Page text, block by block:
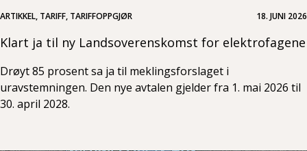
ARTIKKEL, TARIFF, TARIFFOPPGJØR 18. JUNI 2026
Klart ja til ny Landsoverenskomst for elektrofagene
Drøyt 85 prosent sa ja til meklingsforslaget i
uravstemningen. Den nye avtalen gjelder fra 1. mai 2026 til
30. april 2028.